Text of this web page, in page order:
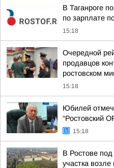
В Таганроге
по зарплате
15:18
Очередной
продавцов
ростовском
15:18
Юбилей
“Ростовский
15:18
В Ростове
участка